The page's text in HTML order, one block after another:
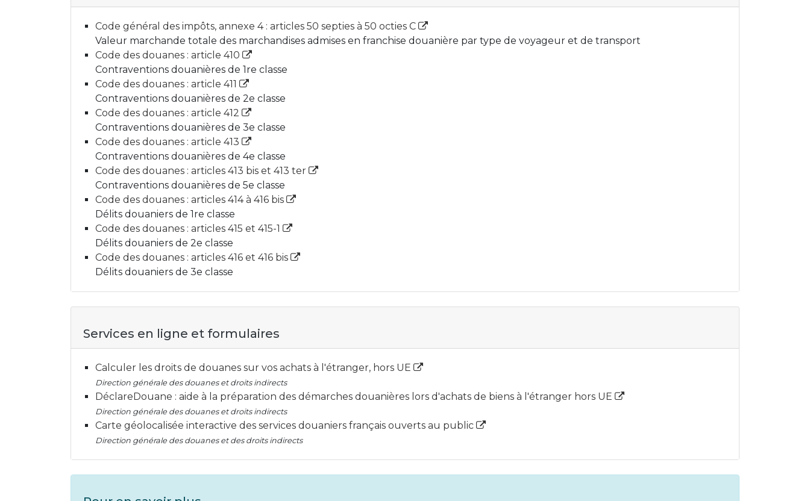
Code général des impôts, annexe 4 : articles 50 septies à 50 octies C
Valeur marchande totale des marchandises admises en franchise douanière par type de voyageur et de transport
Code des douanes : article 410
Contraventions douanières de 1re classe
Code des douanes : article 411
Contraventions douanières de 2e classe
Code des douanes : article 412
Contraventions douanières de 3e classe
Code des douanes : article 413
Contraventions douanières de 4e classe
Code des douanes : articles 413 bis et 413 ter
Contraventions douanières de 5e classe
Code des douanes : articles 414 à 416 bis
Délits douaniers de 1re classe
Code des douanes : articles 415 et 415-1
Délits douaniers de 2e classe
Code des douanes : articles 416 et 416 bis
Délits douaniers de 3e classe
Services en ligne et formulaires
Calculer les droits de douanes sur vos achats à l'étranger, hors UE
Direction générale des douanes et droits indirects
DéclareDouane : aide à la préparation des démarches douanières lors d'achats de biens à l'étranger hors UE
Direction générale des douanes et droits indirects
Carte géolocalisée interactive des services douaniers français ouverts au public
Direction générale des douanes et des droits indirects